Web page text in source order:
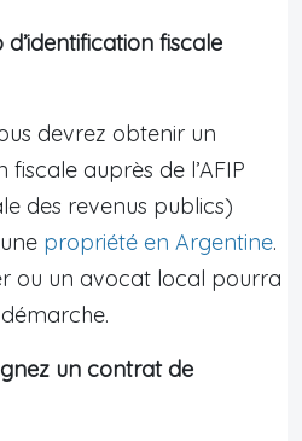
fiscale
devrez obtenir un
auprès de l’AFIP
des revenus publics)
propriété en Argentine.
ou un avocat local pourra
un contrat de